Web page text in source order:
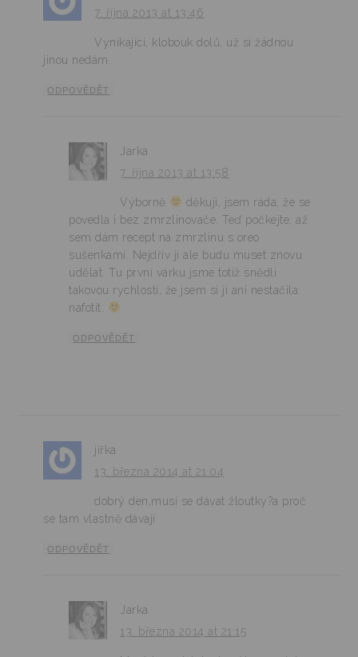
7. října 2013 at 13:46
Vynikající, klobouk dolů, už si žádnou
jinou nedám.
ODPOVĚDĚT
Jarka
7. října 2013 at 13:58
Výborně
děkuji, jsem ráda, že se
povedla i bez zmrzlinovače. Teď počkejte, až
sem dám recept na zmrzlinu s oreo
sušenkami. Nejdřív ji ale budu muset znovu
udělat. Tu první várku jsme totiž snědli
takovou rychlostí, že jsem si ji ani nestačila
nafotit.
ODPOVĚDĚT
jiřka
13. března 2014 at 21:04
dobrý den,musí se dávat žloutky?a proč
se tam vlastně dávají
ODPOVĚDĚT
Jarka
13. března 2014 at 21:15